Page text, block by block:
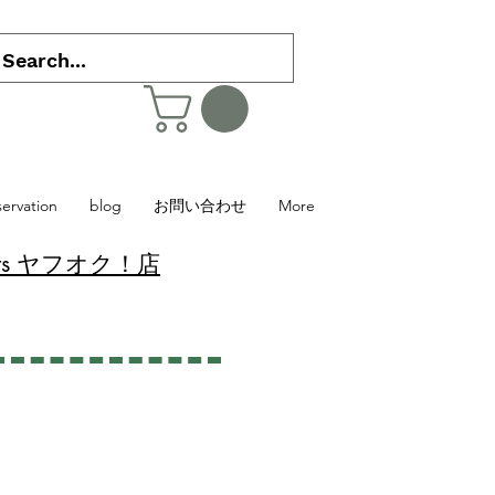
blog お問い合わせ More
ヤフオク！店